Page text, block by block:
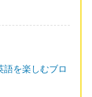
語を楽しむブロ